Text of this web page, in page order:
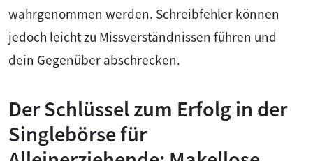
wahrgenommen werden. Schreibfehler können
jedoch leicht zu Missverständnissen führen und
dein Gegenüber abschrecken.
Der Schlüssel zum Erfolg in der
Singlebörse für